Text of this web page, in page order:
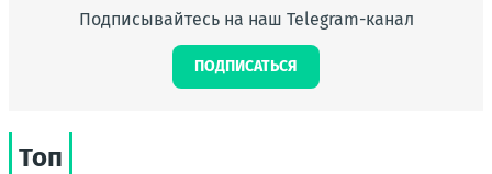
Подписывайтесь на наш Telegram-канал
ПОДПИСАТЬСЯ
Топ